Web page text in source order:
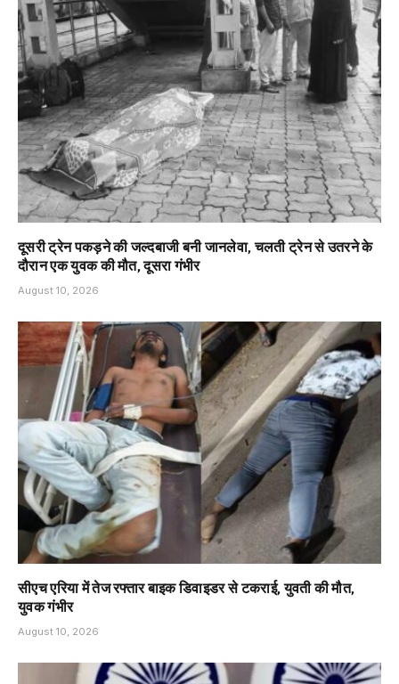
दूसरी ट्रेन पकड़ने की जल्दबाजी बनी जानलेवा, चलती ट्रेन से उतरने के
दौरान एक युवक की मौत, दूसरा गंभीर
August 10, 2026
सीएच एरिया में तेज रफ्तार बाइक डिवाइडर से टकराई, युवती की मौत,
युवक गंभीर
August 10, 2026